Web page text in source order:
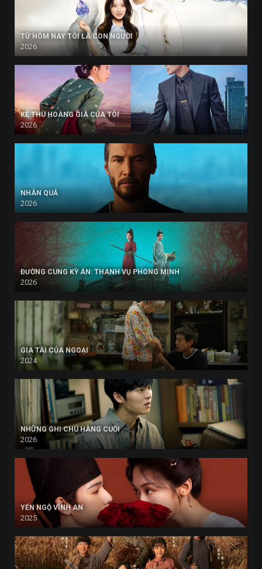
TỪ HÔM NAY TÔI LÀ CON NGƯỜI
2026
KẺ THÙ HOÀNG GIA CỦA TÔI
2026
NHÂN QUẢ
2026
ĐƯỜNG CUNG KỲ ÁN: THANH VỤ PHONG MINH
2026
GIA TÀI CỦA NGOẠI
2024
NHỮNG GHI CHÚ HÀNG CUỐI
2026
YẾN NGỘ VĨNH AN
2025